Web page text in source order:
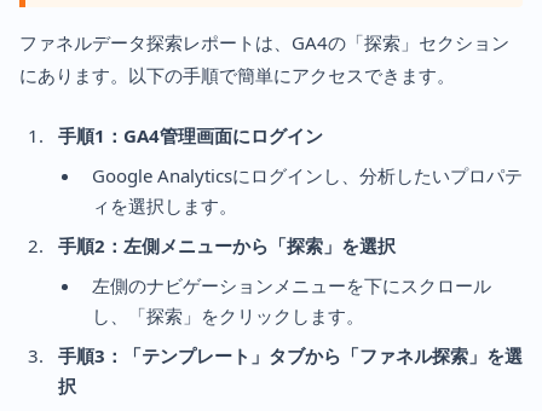
ファネルデータ探索レポートは、GA4の「探索」セクション
にあります。以下の手順で簡単にアクセスできます。
手順1：GA4管理画面にログイン
Google Analyticsにログインし、分析したいプロパテ
ィを選択します。
手順2：左側メニューから「探索」を選択
左側のナビゲーションメニューを下にスクロール
し、「探索」をクリックします。
手順3：「テンプレート」タブから「ファネル探索」を選
択